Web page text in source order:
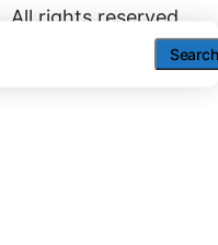
Search
Search
rights reserved